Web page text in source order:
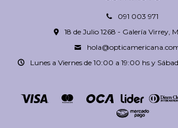
091 003 971
18 de Julio 1268 - Galería Virrey,
Lunes a Viernes de 10:00 a 19:00 hs y